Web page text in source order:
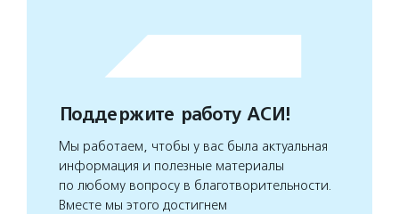
Поддержите работу АСИ!
Мы работаем, чтобы у вас была актуальная
информация и полезные материалы
по любому вопросу в благотворительности.
Вместе мы этого достигнем